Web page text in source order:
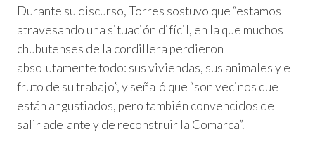
Durante su discurso, Torres sostuvo que “estamos
atravesando una situación difícil, en la que muchos
chubutenses de la cordillera perdieron
absolutamente todo: sus viviendas, sus animales y el
fruto de su trabajo”, y señaló que “son vecinos que
están angustiados, pero también convencidos de
salir adelante y de reconstruir la Comarca”.